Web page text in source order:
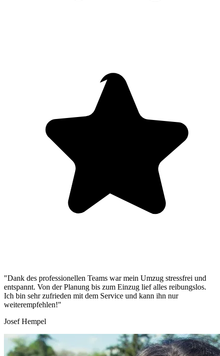
"Dank des professionellen Teams war mein Umzug stressfrei und
entspannt. Von der Planung bis zum Einzug lief alles reibungslos.
Ich bin sehr zufrieden mit dem Service und kann ihn nur
weiterempfehlen!"
Josef Hempel